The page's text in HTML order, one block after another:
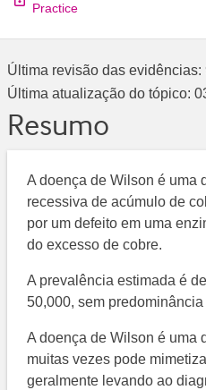
Practice
Última revisão das evidências:
Última atualização do tópico:
Resumo
A doença de Wilson é uma
recessiva de acúmulo de
por um defeito em uma
do excesso de cobre.
A prevalência estimada é
50,000, sem predominância
A doença de Wilson é uma
muitas vezes pode
geralmente levando ao